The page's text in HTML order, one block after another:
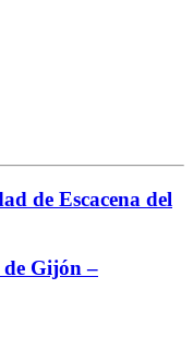
de Escacena del
Gijón –